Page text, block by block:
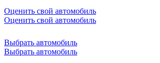
Оценить свой автомобиль
Оценить свой автомобиль
Выбрать автомобиль
Выбрать автомобиль